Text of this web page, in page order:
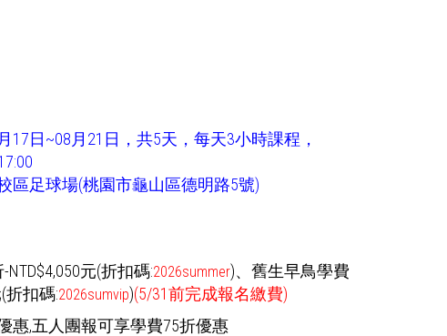
17日~08月21日，共5天，每天3小時課程，
區足球場(桃園市龜山區德明路5號)
元(折扣碼:2026summer)、舊生早鳥學費
折扣碼:2026sumvip)(5/31前完成報名繳費)
惠,五人團報可享學費75折優惠